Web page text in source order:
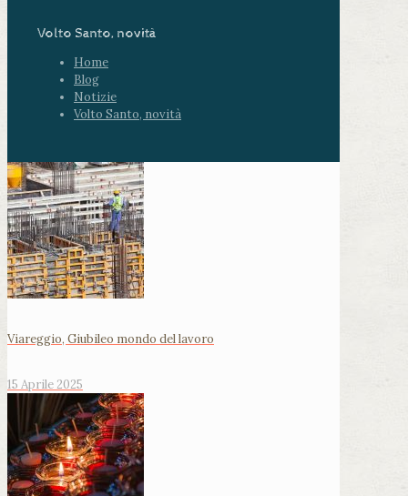
Volto Santo, novità
Home
Blog
Notizie
Volto Santo, novità
Viareggio, Giubileo mondo del lavoro
15 Aprile 2025